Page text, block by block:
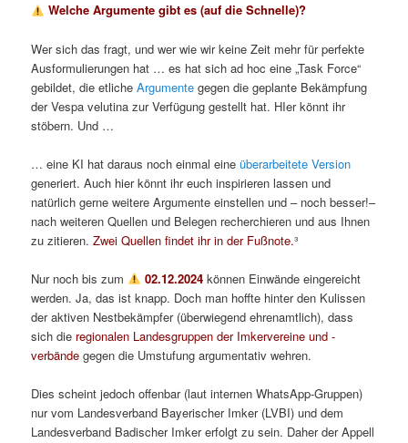
Welche Argumente gibt es (auf die Schnelle)?
Wer sich das fragt, und wer wie wir keine Zeit mehr für perfekte
Ausformulierungen hat … es hat sich ad hoc eine „Task Force“
gebildet, die etlicheArgumente gegen die geplante Bekämpfung
der Vespa velutina zur Verfügung gestellt hat. HIer könnt ihr
stöbern. Und …
… eine KI hat daraus noch einmal eineüberarbeitete Version
generiert. Auch hier könnt ihr euch inspirieren lassen und
natürlich gerne weitere Argumente einstellen und – noch besser!–
nach weiteren Quellen und Belegen recherchieren und aus Ihnen
zu zitieren.Zwei Quellen findet ihr in der Fußnote.³
Nur noch bis zum 02.12.2024können Einwände eingereicht
werden. Ja, das ist knapp. Doch man hoffte hinter den Kulissen
der aktiven Nestbekämpfer (überwiegend ehrenamtlich), dass
sich die regionalen Landesgruppen der Imkervereine und -
verbände gegen die Umstufung argumentativ wehren.
Dies scheint jedoch offenbar (laut internen WhatsApp-Gruppen)
nur vom Landesverband Bayerischer Imker (LVBI) und dem
Landesverband Badischer Imker erfolgt zu sein. Daher der Appell